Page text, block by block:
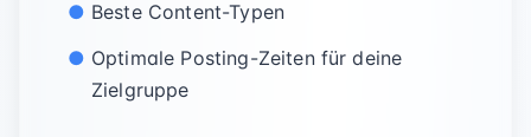
Beste Content-Typen
Optimale Posting-Zeiten für deine
Zielgruppe